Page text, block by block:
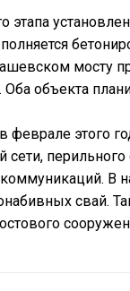
мосту
объекта
феврале этого
сети,
В
свай.